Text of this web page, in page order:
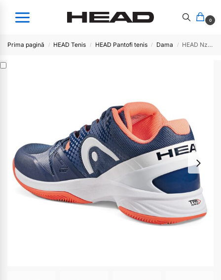
0
Prima pagină / HEAD Tenis / HEAD Pantofi tenis / Dama / HEAD Nzzzo Pro Clay